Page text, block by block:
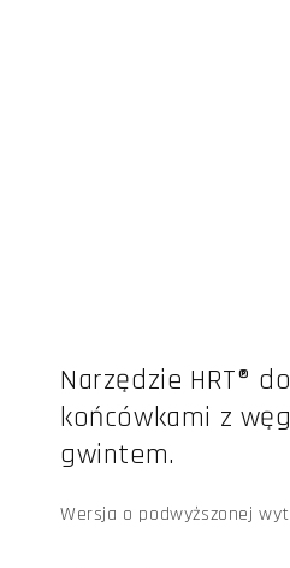
Narzędzie HRT®
końcówkami z
gwintem.
Wersja o podwyższonej